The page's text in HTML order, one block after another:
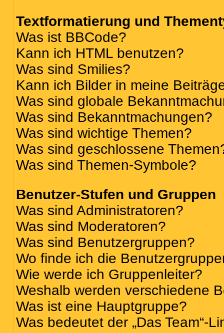
Textformatierung und
Was ist BBCode?
Kann ich HTML benutzen?
Was sind Smilies?
Kann ich Bilder in meine
Was sind globale
Was sind Bekanntmachungen?
Was sind wichtige Themen?
Was sind geschlossene
Was sind Themen-Symbole?
Benutzer-Stufen und Gruppen
Was sind Administratoren?
Was sind Moderatoren?
Was sind Benutzergruppen?
Wo finde ich die
Wie werde ich Gruppenleiter?
Weshalb werden verschiedene
Was ist eine Hauptgruppe?
Was bedeutet der „Das Team“-